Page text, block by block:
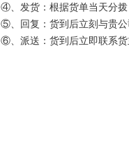
④、发货：根据货单当天分
⑤、回复：货到后立刻与贵
⑥、派送：货到后立即联系